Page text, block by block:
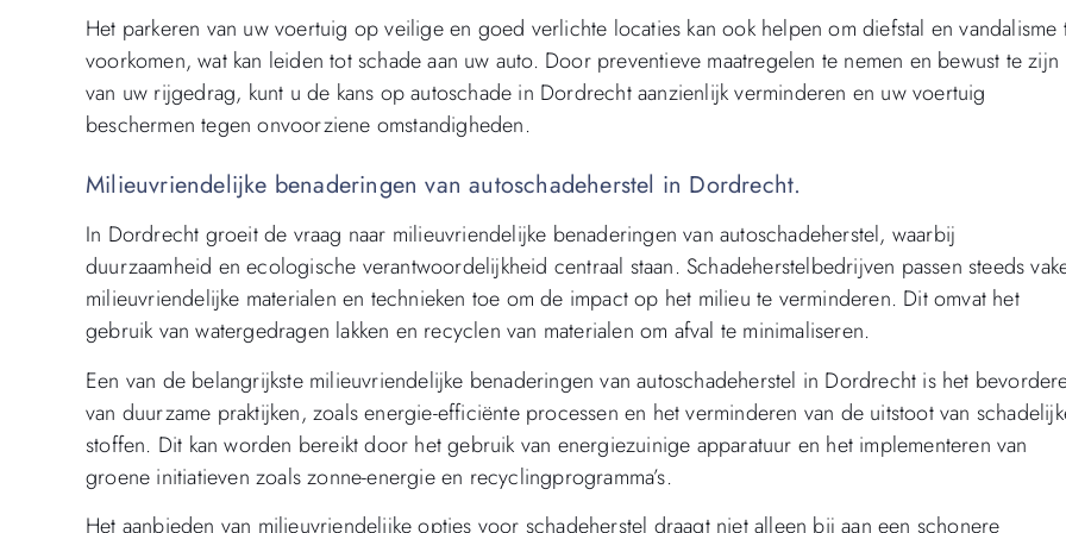
Het parkeren van uw voertuig op veilige en goed verlichte locaties kan ook helpen om diefstal en vandalisme
voorkomen, wat kan leiden tot schade aan uw auto. Door preventieve maatregelen te nemen en bewust te zijn
van uw rijgedrag, kunt u de kans op autoschade in Dordrecht aanzienlijk verminderen en uw voertuig
beschermen tegen onvoorziene omstandigheden.
Milieuvriendelijke benaderingen van autoschadeherstel in Dordrecht.
In Dordrecht groeit de vraag naar milieuvriendelijke benaderingen van autoschadeherstel, waarbij
duurzaamheid en ecologische verantwoordelijkheid centraal staan. Schadeherstelbedrijven passen steeds
milieuvriendelijke materialen en technieken toe om de impact op het milieu te verminderen. Dit omvat het
gebruik van watergedragen lakken en recyclen van materialen om afval te minimaliseren.
Een van de belangrijkste milieuvriendelijke benaderingen van autoschadeherstel in Dordrecht is het
van duurzame praktijken, zoals energie-efficiënte processen en het verminderen van de uitstoot van
stoffen. Dit kan worden bereikt door het gebruik van energiezuinige apparatuur en het implementeren van
groene initiatieven zoals zonne-energie en recyclingprogramma’s.
Het aanbieden van milieuvriendelijke opties voor schadeherstel draagt niet alleen bij aan een schonere